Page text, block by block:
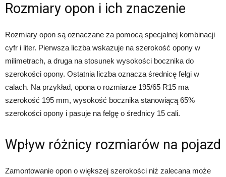
Rozmiary opon i ich znaczenie
Rozmiary opon są oznaczane za pomocą specjalnej kombinacji
cyfr i liter. Pierwsza liczba wskazuje na szerokość opony w
milimetrach, a druga na stosunek wysokości bocznika do
szerokości opony. Ostatnia liczba oznacza średnicę felgi w
calach. Na przykład, opona o rozmiarze 195/65 R15 ma
szerokość 195 mm, wysokość bocznika stanowiącą 65%
szerokości opony i pasuje na felgę o średnicy 15 cali.
Wpływ różnicy rozmiarów na pojazd
Zamontowanie opon o większej szerokości niż zalecana może